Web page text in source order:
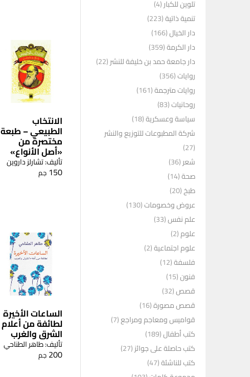
تلوين للكبار(4)
تنمية ذاتية(223)
دار الخيال(166)
دار الكرمة(359)
دار جامعة حمد بن خليفة للنشر(22)
روايات(356)
روايات مترجمة(161)
روحانيات(83)
سياسة وعسكرية(18)
شركة المطبوعات للتوزيع والنشر
(27)
شعر(36)
صحة(14)
طبخ(20)
عروض وخصومات(130)
علم نفس(33)
علوم(2)
علوم اجتماعية(2)
فلسفة(12)
فنون(15)
قصص(32)
قصص مصورة(16)
قواميس ومعاجم ومراجع(7)
كتب أطفال(189)
كتب حاصلة على جوائز(27)
كتب للناشئة(47)
الانتخاب
الطبيعي – طبعة
مختصرة من
«أصل الأنواع»
تأليف: تشارلز داروين
150 جم
الساعات الأخيرة
لطائفة من أعلام
الشرق والغرب
تأليف: طاهر الطناحي
200 جم